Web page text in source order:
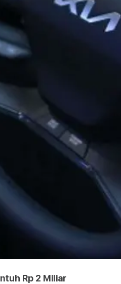
Rp 2 Miliar